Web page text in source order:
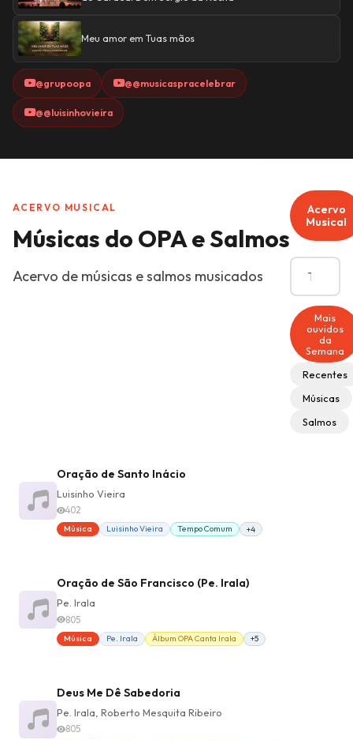
Meu amor em Tuas mãos
@grupoopa @@musicaspracelebrar
@@luisinhovieira
ACERVO MUSICAL
Músicas do OPA e Salmos
Acervo de músicas e salmos musicados
Acervo
Musical
Mais
ouvidos
da
Semana
Recentes
Músicas
Salmos
Oração de Santo Inácio
Luisinho Vieira
402
Música Luisinho Vieira Tempo Comum +4
Oração de São Francisco (Pe. Irala)
Pe. Irala
805
Música Pe. Irala Álbum OPA Canta Irala +5
Deus Me Dê Sabedoria
Pe. Irala, Roberto Mesquita Ribeiro
805